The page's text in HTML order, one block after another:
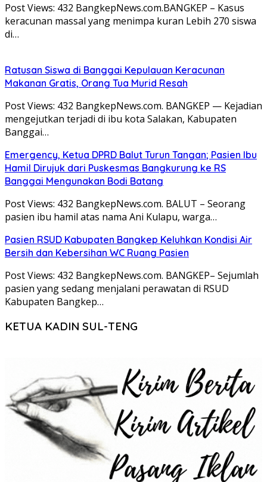
Post Views: 432 BangkepNews.com.BANGKEP – Kasus
keracunan massal yang menimpa kuran Lebih 270 siswa
di…
Ratusan Siswa di Banggai Kepulauan Keracunan
Makanan Gratis, Orang Tua Murid Resah
Post Views: 432 BangkepNews.com. BANGKEP — Kejadian
mengejutkan terjadi di ibu kota Salakan, Kabupaten
Banggai…
Emergency, Ketua DPRD Balut Turun Tangan; Pasien Ibu
Hamil Dirujuk dari Puskesmas Bangkurung ke RS
Banggai Mengunakan Bodi Batang
Post Views: 432 BangkepNews.com. BALUT – Seorang
pasien ibu hamil atas nama Ani Kulapu, warga…
Pasien RSUD Kabupaten Bangkep Keluhkan Kondisi Air
Bersih dan Kebersihan WC Ruang Pasien
Post Views: 432 BangkepNews.com. BANGKEP– Sejumlah
pasien yang sedang menjalani perawatan di RSUD
Kabupaten Bangkep…
KETUA KADIN SUL-TENG